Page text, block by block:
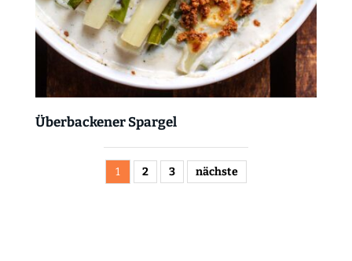
Überbackener Spargel
1 2 3 nächste